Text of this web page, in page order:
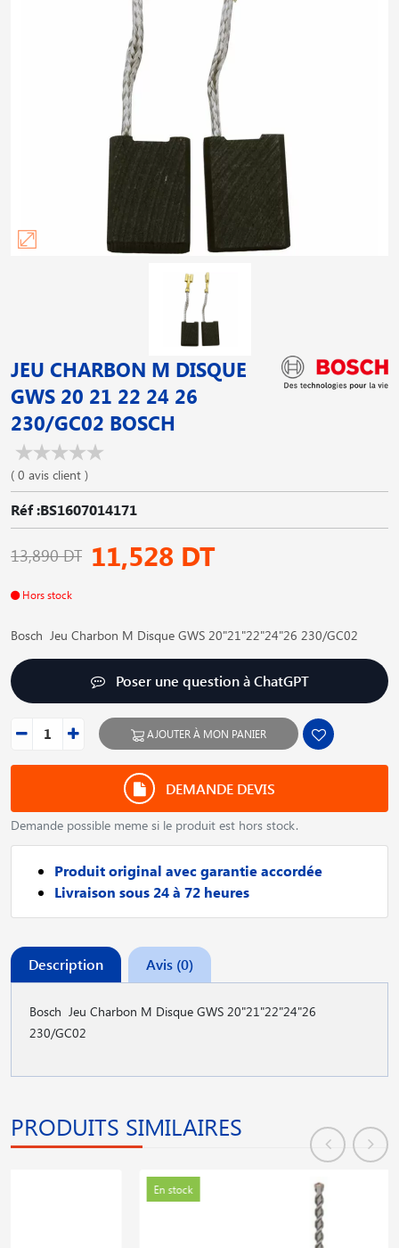
JEU CHARBON M DISQUE
GWS 20 21 22 24 26
230/GC02 BOSCH
( 0 avis client )
Réf :BS1607014171
13,890 DT 11,528 DT
Hors stock
Bosch Jeu Charbon M Disque GWS 20"21"22"24"26 230/GC02
Poser une question à ChatGPT
AJOUTER À MON PANIER
DEMANDE DEVIS
Demande possible meme si le produit est hors stock.
Produit original avec garantie accordée
Livraison sous 24 à 72 heures
Description Avis (0)
Bosch Jeu Charbon M Disque GWS 20"21"22"24"26
230/GC02
PRODUITS SIMILAIRES